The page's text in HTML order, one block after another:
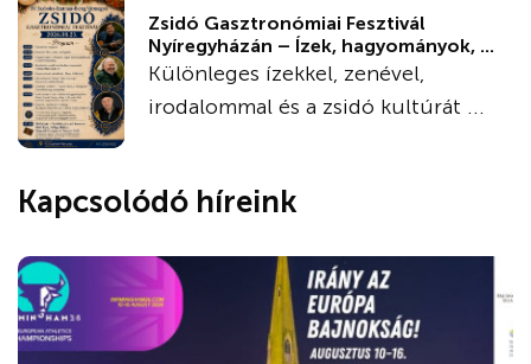
Zsidó Gasztronómiai Fesztivál
Nyíregyházán – Ízek, hagyományok, ...
Különleges ízekkel, zenével,
irodalommal és a zsidó kultúrát ...
Kapcsolódó híreink